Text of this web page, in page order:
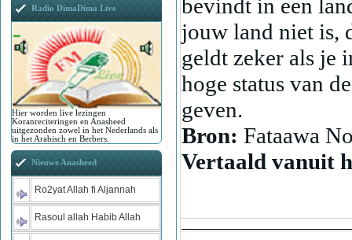
bevindt in een
jouw land niet is,
geldt zeker als je
hoge status van
geven.
Bron: Fataawa
Vertaald vanuit
Radio DimaDima Live
Hier worden live lezingen
Koranreciteringen en Anasheed
uitgezonden zowel in het Nederlands als
in het Arabisch en Berbers.
Nieuwe Anasheed
Ro2yat Allah fi Aljannah
Rasoul allah Habib Allah